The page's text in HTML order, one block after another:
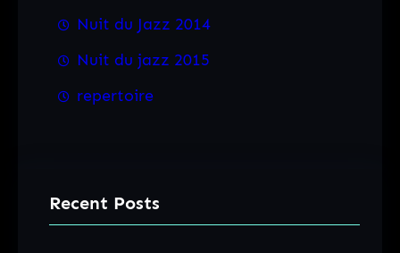
Nuit du Jazz 2014
Nuit du jazz 2015
repertoire
Recent Posts